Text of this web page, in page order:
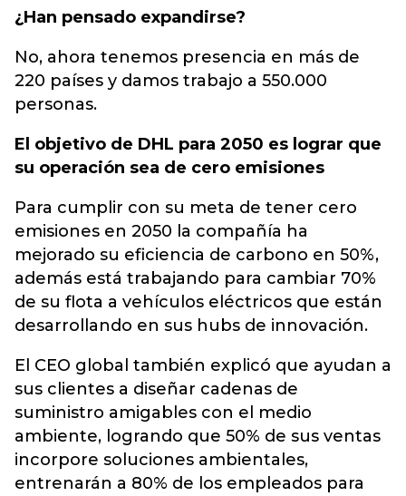
¿Han pensado expandirse?
No, ahora tenemos presencia en más de
220 países y damos trabajo a 550.000
personas.
El objetivo de DHL para 2050 es lograr que
su operación sea de cero emisiones
Para cumplir con su meta de tener cero
emisiones en 2050 la compañía ha
mejorado su eficiencia de carbono en 50%,
además está trabajando para cambiar 70%
de su flota a vehículos eléctricos que están
desarrollando en sus hubs de innovación.
El CEO global también explicó que ayudan a
sus clientes a diseñar cadenas de
suministro amigables con el medio
ambiente, logrando que 50% de sus ventas
incorpore soluciones ambientales,
entrenarán a 80% de los empleados para